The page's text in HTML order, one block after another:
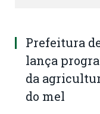
Prefeitura
lança
da
do mel